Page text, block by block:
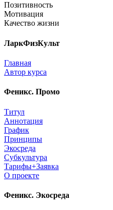
Позитивность
Мотивация
Качество жизни
ЛаркФизКульт
Главная
Автор курса
Феникс. Промо
Титул
Аннотация
График
Принципы
Экосреда
Субкультура
Тарифы+Заявка
О проекте
Феникс. Экосреда